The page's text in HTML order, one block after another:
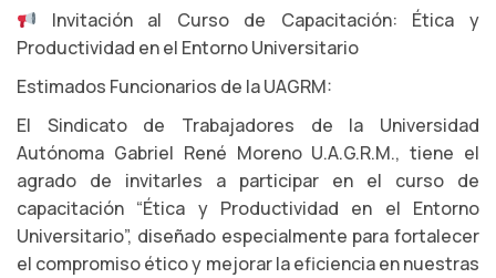
Invitación al Curso de Capacitación: Ética y
Productividad en el Entorno Universitario
Estimados Funcionarios de la UAGRM:
El Sindicato de Trabajadores de la Universidad
Autónoma Gabriel René Moreno U.A.G.R.M., tiene el
agrado de invitarles a participar en el curso de
capacitación “Ética y Productividad en el Entorno
Universitario”, diseñado especialmente para fortalecer
el compromiso ético y mejorar la eficiencia en nuestras